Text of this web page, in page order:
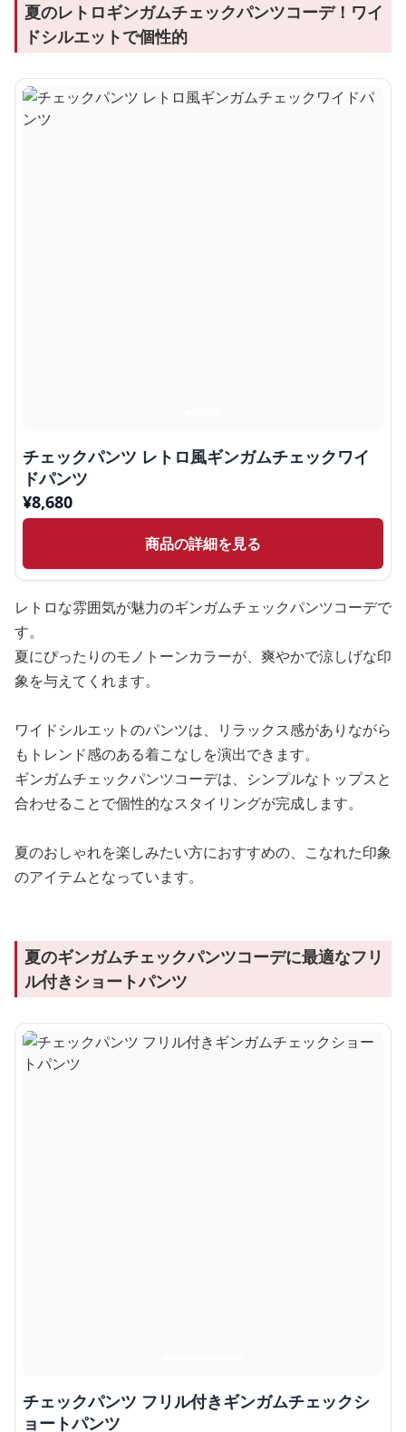
夏のレトロギンガムチェックパンツコーデ！ワイ
ドシルエットで個性的
チェックパンツ レトロ風ギンガムチェックワイ
ドパンツ
¥8,680
商品の詳細を見る
レトロな雰囲気が魅力のギンガムチェックパンツコーデで
す。
夏にぴったりのモノトーンカラーが、爽やかで涼しげな印
象を与えてくれます。
ワイドシルエットのパンツは、リラックス感がありながら
もトレンド感のある着こなしを演出できます。
ギンガムチェックパンツコーデは、シンプルなトップスと
合わせることで個性的なスタイリングが完成します。
夏のおしゃれを楽しみたい方におすすめの、こなれた印象
のアイテムとなっています。
夏のギンガムチェックパンツコーデに最適なフリ
ル付きショートパンツ
チェックパンツ フリル付きギンガムチェックシ
ョートパンツ